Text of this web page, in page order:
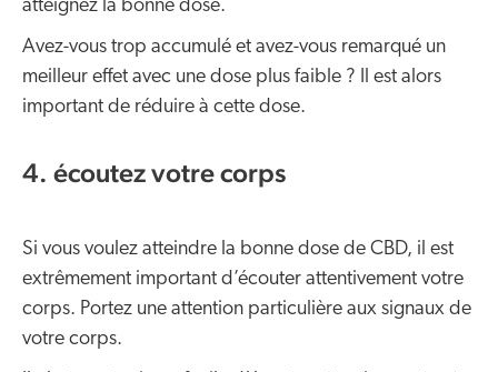
atteignez la bonne dose.
Avez-vous trop accumulé et avez-vous remarqué un
meilleur effet avec une dose plus faible ? Il est alors
important de réduire à cette dose.
4. écoutez votre corps
Si vous voulez atteindre la bonne dose de CBD, il est
extrêmement important d’écouter attentivement votre
corps. Portez une attention particulière aux signaux de
votre corps.